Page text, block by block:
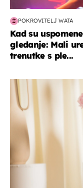
POKROVITELJ WATA
Kad su
gledanje: Mali
trenutke s ple...
moda & ljepota